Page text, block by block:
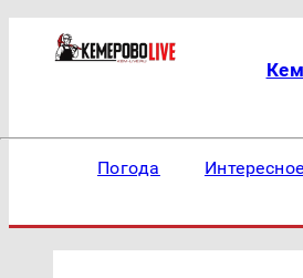
Погода Интересное